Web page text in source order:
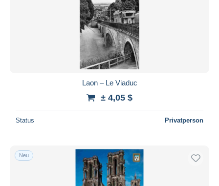
Laon – Le Viaduc
± 4,05 $
Status Privatperson
Neu